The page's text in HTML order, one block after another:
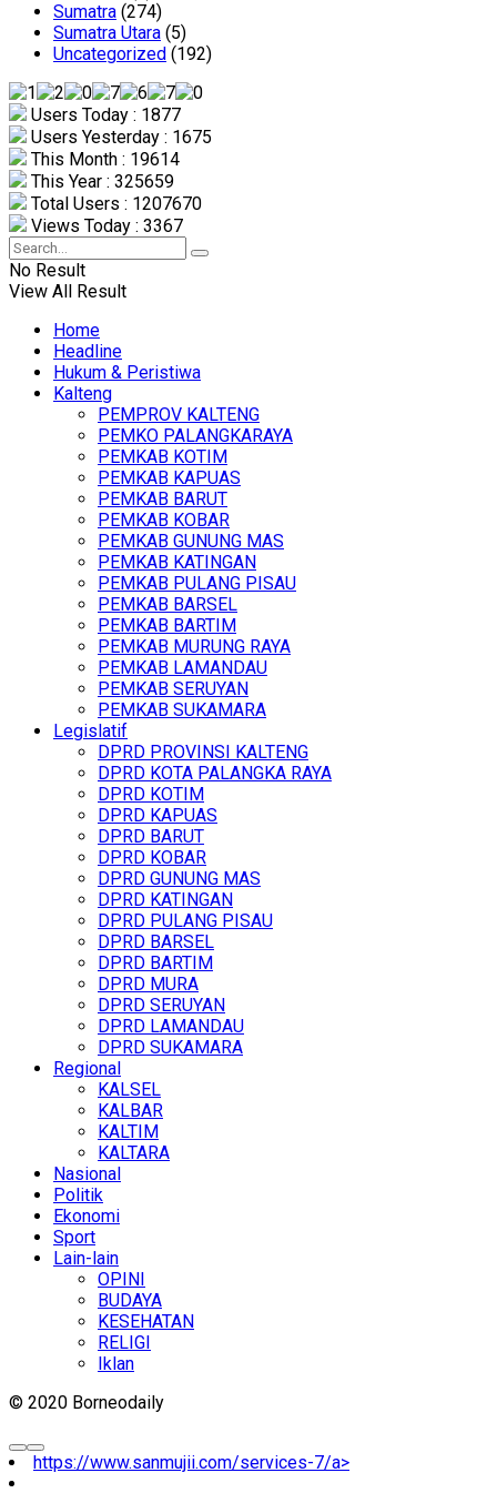
Sumatra (274)
Sumatra Utara (5)
Uncategorized (192)
Users Today : 1877
Users Yesterday : 1675
This Month : 19614
This Year : 325659
Total Users : 1207670
Views Today : 3367
No Result
View All Result
Home
Headline
Hukum & Peristiwa
Kalteng
PEMPROV KALTENG
PEMKO PALANGKARAYA
PEMKAB KOTIM
PEMKAB KAPUAS
PEMKAB BARUT
PEMKAB KOBAR
PEMKAB GUNUNG MAS
PEMKAB KATINGAN
PEMKAB PULANG PISAU
PEMKAB BARSEL
PEMKAB BARTIM
PEMKAB MURUNG RAYA
PEMKAB LAMANDAU
PEMKAB SERUYAN
PEMKAB SUKAMARA
Legislatif
DPRD PROVINSI KALTENG
DPRD KOTA PALANGKA RAYA
DPRD KOTIM
DPRD KAPUAS
DPRD BARUT
DPRD KOBAR
DPRD GUNUNG MAS
DPRD KATINGAN
DPRD PULANG PISAU
DPRD BARSEL
DPRD BARTIM
DPRD MURA
DPRD SERUYAN
DPRD LAMANDAU
DPRD SUKAMARA
Regional
KALSEL
KALBAR
KALTIM
KALTARA
Nasional
Politik
Ekonomi
Sport
Lain-lain
OPINI
BUDAYA
KESEHATAN
RELIGI
Iklan
© 2020 Borneodaily
https://www.sanmujii.com/services-7/a>